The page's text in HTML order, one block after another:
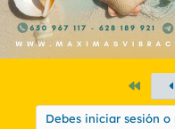
Debes iniciar sesión